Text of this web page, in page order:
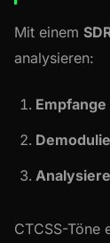
Mit einem
analysieren:
Empfange
Analysiere
CTCSS-Töne